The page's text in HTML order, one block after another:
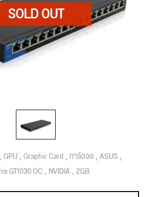
GPU Graphic Card การ์ดจอ ASUS
GT1030 OC NVIDIA 2GB